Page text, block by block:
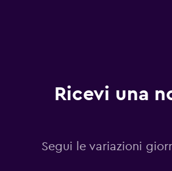
Ricevi una
Segui le variazioni